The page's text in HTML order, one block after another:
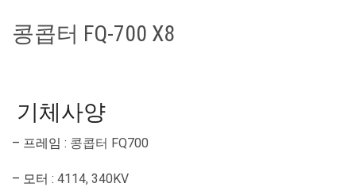
콩콥터 FQ-700 X8
기체사양
– 프레임 : 콩콥터 FQ700
– 모터 : 4114, 340KV